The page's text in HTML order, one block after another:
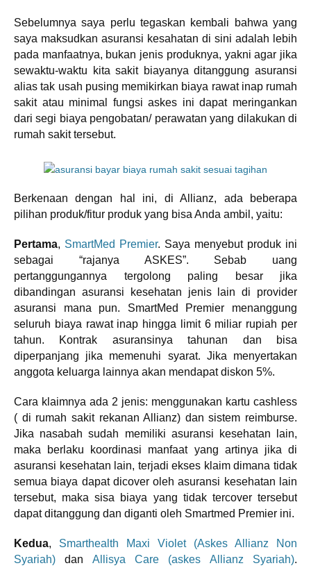
Sebelumnya saya perlu tegaskan kembali bahwa yang
saya maksudkan asuransi kesahatan di sini adalah lebih
pada manfaatnya, bukan jenis produknya, yakni agar jika
sewaktu-waktu kita sakit biayanya ditanggung asuransi
alias tak usah pusing memikirkan biaya rawat inap rumah
sakit atau minimal fungsi askes ini dapat meringankan
dari segi biaya pengobatan/ perawatan yang dilakukan di
rumah sakit tersebut.
Berkenaan dengan hal ini, di Allianz, ada beberapa
pilihan produk/fitur produk yang bisa Anda ambil, yaitu:
Pertama, SmartMed Premier. Saya menyebut produk ini
sebagai “rajanya ASKES”. Sebab uang
pertanggungannya tergolong paling besar jika
dibandingan asuransi kesehatan jenis lain di provider
asuransi mana pun. SmartMed Premier menanggung
seluruh biaya rawat inap hingga limit 6 miliar rupiah per
tahun. Kontrak asuransinya tahunan dan bisa
diperpanjang jika memenuhi syarat. Jika menyertakan
anggota keluarga lainnya akan mendapat diskon 5%.
Cara klaimnya ada 2 jenis: menggunakan kartu cashless
( di rumah sakit rekanan Allianz) dan sistem reimburse.
Jika nasabah sudah memiliki asuransi kesehatan lain,
maka berlaku koordinasi manfaat yang artinya jika di
asuransi kesehatan lain, terjadi ekses klaim dimana tidak
semua biaya dapat dicover oleh asuransi kesehatan lain
tersebut, maka sisa biaya yang tidak tercover tersebut
dapat ditanggung dan diganti oleh Smartmed Premier ini.
Kedua, Smarthealth Maxi Violet (Askes Allianz Non
Syariah) dan Allisya Care (askes Allianz Syariah).